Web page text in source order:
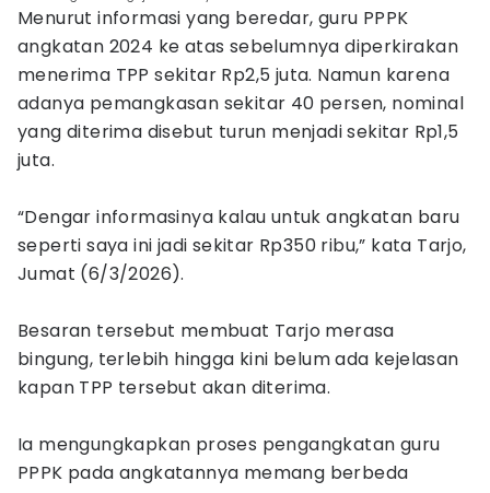
Menurut informasi yang beredar, guru PPPK
angkatan 2024 ke atas sebelumnya diperkirakan
menerima TPP sekitar Rp2,5 juta. Namun karena
adanya pemangkasan sekitar 40 persen, nominal
yang diterima disebut turun menjadi sekitar Rp1,5
juta.
“Dengar informasinya kalau untuk angkatan baru
seperti saya ini jadi sekitar Rp350 ribu,” kata Tarjo,
Jumat (6/3/2026).
Besaran tersebut membuat Tarjo merasa
bingung, terlebih hingga kini belum ada kejelasan
kapan TPP tersebut akan diterima.
Ia mengungkapkan proses pengangkatan guru
PPPK pada angkatannya memang berbeda